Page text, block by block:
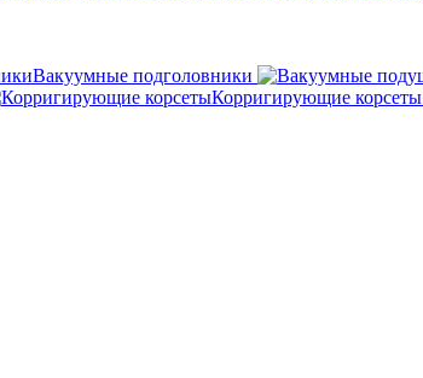
Вакуумные подголовники
Корригирующие корсеты